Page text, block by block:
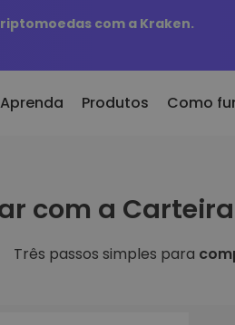
com a Kraken.
s Recentemente
adicionados à
comprasse 100 euros
Aprenda Produtos
KriptoEarn
Ganhe
Cofre
Como
com a
Três passos simples para